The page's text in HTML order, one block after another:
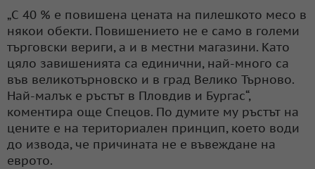
„С 40 % е повишена цената на пилешкото месо в
някои обекти. Повишението не е само в големи
търговски вериги, а и в местни магазини. Като
цяло завишенията са единични, най-много са
във великотърновско и в град Велико Търново.
Най-малък е ръстът в Пловдив и Бургас“,
коментира още Спецов. По думите му ръстът на
цените е на териториален принцип, което води
до извода, че причината не е въвеждане на
еврото.